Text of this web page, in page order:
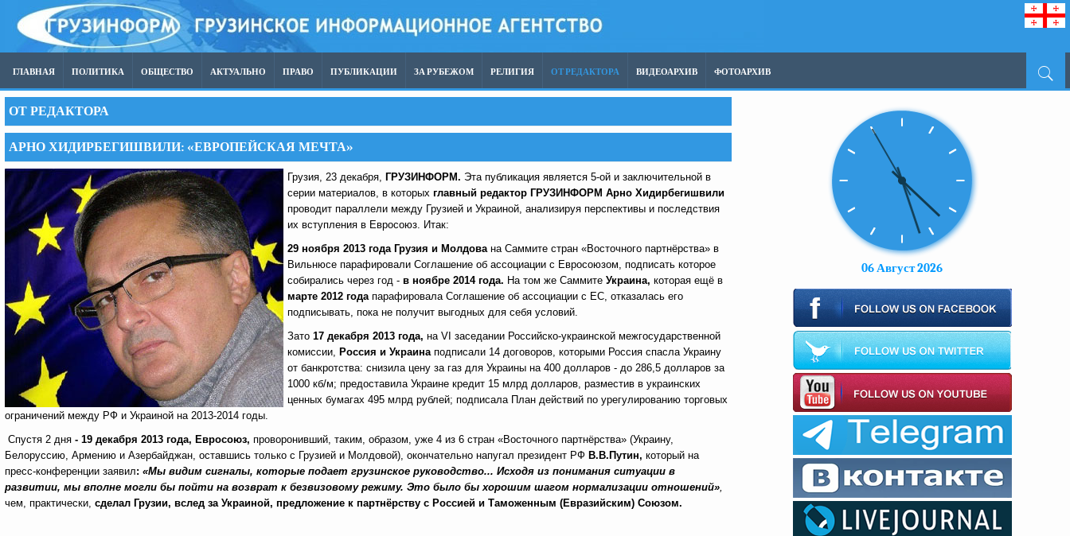
ГЛАВНАЯ ПОЛИТИКА ОБЩЕСТВО АКТУАЛЬНО ПРАВО ПУБЛИКАЦИИ ЗА РУБЕЖОМ РЕЛИГИЯ ОТ РЕДАКТОРА ВИДЕОАРХИВ ФОТОАРХИВ
ОТ РЕДАКТОРА
АРНО ХИДИРБЕГИШВИЛИ: «ЕВРОПЕЙСКАЯ МЕЧТА»
Грузия, 23 декабря, ГРУЗИНФОРМ. Эта публикация является 5-ой и заключительной в
серии материалов, в которых главный редактор ГРУЗИНФОРМ Арно Хидирбегишвили
проводит параллели между Грузией и Украиной, анализируя перспективы и последствия
их вступления в Евросоюз. Итак:
29 ноября 2013 года Грузия и Молдована Саммите стран «Восточного партнёрства» в
Вильнюсе парафировали Соглашение об ассоциации с Евросоюзом, подписать которое
собирались через год - в ноябре 2014 года. На том же Саммите Украина, которая ещё в
марте 2012 года парафировала Соглашение об ассоциации с ЕC, отказалась его
подписывать, пока не получит выгодных для себя условий.
Зато 17 декабря 2013 года, на VI заседании Российско-украинской межгосударственной
комиссии, Россия и Украинаподписали 14 договоров, которыми Россия спасла Украину
от банкротства: снизила цену за газ для Украины на 400 долларов - до 286,5 долларов за
1000 кб/м; предоставила Украине кредит 15 млрд долларов, разместив в украинских
ценных бумагах 495 млрд рублей; подписала План действий по урегулированию торговых
ограничений между РФ и Украиной на 2013-2014 годы.
Спустя 2 дня - 19 декабря 2013 года, Евросоюз, проворонивший, таким, образом, уже 4 из 6 стран «Восточного партнёрства» (Украину,
Белоруссию, Армению и Азербайджан, оставшись только с Грузией и Молдовой), окончательно напугал президент РФ В.В.Путин, который на
пресс-конференции заявил: «Мы видим сигналы, которые подает грузинское руководство... Исходя из понимания ситуации в
развитии, мы вполне могли бы пойти на возврат к безвизовому режиму. Это было бы хорошим шагом нормализации отношений»,
чем, практически, сделал Грузии, вслед за Украиной, предложение к партнёрству с Россией и Таможенным (Евразийским) Союзом.
06 Август 2026